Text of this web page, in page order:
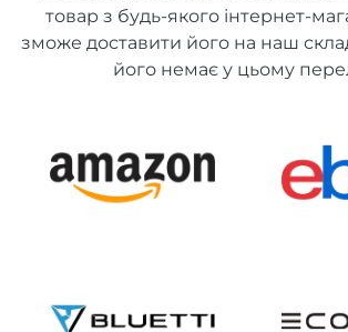
товар з будь-якого інтернет-
зможе доставити його на наш
його немає у цьому